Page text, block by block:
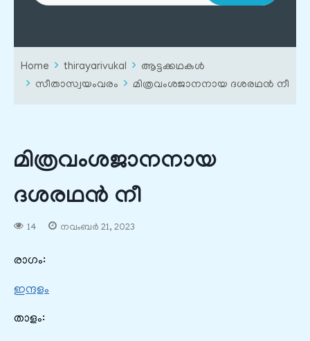
Home thirayarivukal
ആട്ടക്കഥകൾ
സീതാസ്വയംവരം
മിത്രവംശജാനനായ ദശരഥന്‍ നീ
മിത്രവംശജാനനായ
ദശരഥന്‍ നീ
14 നവംബർ 21, 2023
രാഗം:
ഇന്ദളം
താളം: